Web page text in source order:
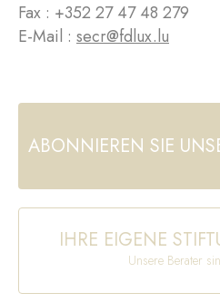
Fax : +352 27 47 48 279
E-Mail : secr@fdlux.lu
ABONNIEREN SIE
IHRE EIGENE
Unsere Berater